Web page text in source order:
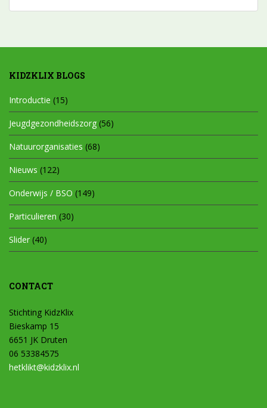
KIDZKLIX BLOGS
Introductie (15)
Jeugdgezondheidszorg (56)
Natuurorganisaties (68)
Nieuws (122)
Onderwijs / BSO (149)
Particulieren (30)
Slider (40)
CONTACT
Stichting KidzKlix
Bieskamp 15
6651 JK Druten
06 53384575
hetklikt@kidzklix.nl